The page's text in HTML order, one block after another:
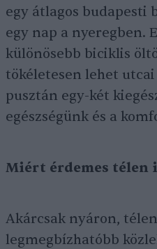
egy átlagos budapesti
egy nap a nyeregben.
különösebb biciklis
tökéletesen lehet
pusztán egy-két
egészségünk és a
Miért érdemes télen
Akárcsak nyáron,
legmegbízhatóbb